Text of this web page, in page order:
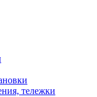
тележки